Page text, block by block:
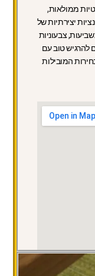
ממולאות,
יצירתיות של
צבעוניות
להרגיש טוב עם
המובילות